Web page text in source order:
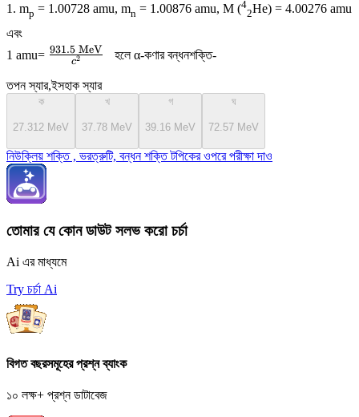
1. mp = 1.00728 amu, mn = 1.00876 amu, M (4
2He) = 4.00276 amu
এবং
1 amu= \frac{931.5
\text{
MeV}}
c2
931.5 MeV হলে α-কণার বন্ধনশক্তি-
তপন স্যার,ইসহাক স্যার
ক
27.312 MeV
খ
37.78 MeV
গ
39.16 MeV
ঘ
72.57 MeV
নিউক্লিয় শক্তি , ভরত্রুটি, বন্ধন শক্তি টপিকের ওপরে পরীক্ষা দাও
তোমার যে কোন ডাউট সলভ করো চর্চা
Ai এর মাধ্যমে
Try চর্চা Ai
বিগত বছরসমূহের প্রশ্ন ব্যাংক
১০ লক্ষ+ প্রশ্ন ডাটাবেজ